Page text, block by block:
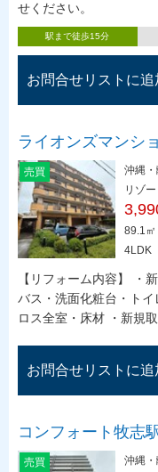
せください。
駅まで徒歩15分
お問合せリストに追
ライオンズマンシ
売買
沖縄
リゾ
89.1㎡
4LDK
【リフォーム内容】 ・
バス・洗面化粧台・ト
ロス全室・床材 ・新規
お問合せリストに追
コンフォート牧
売買
沖縄